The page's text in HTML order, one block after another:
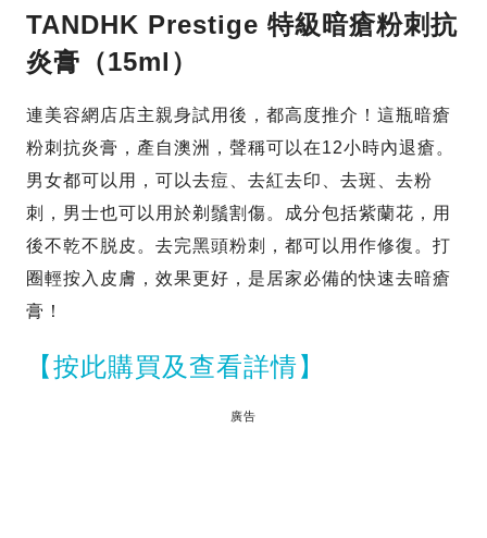
TANDHK Prestige 特級暗瘡粉刺抗
炎膏（15ml）
連美容網店店主親身試用後，都高度推介！這瓶暗瘡
粉刺抗炎膏，產自澳洲，聲稱可以在12小時內退瘡。
男女都可以用，可以去痘、去紅去印、去斑、去粉
刺，男士也可以用於剃鬚割傷。成分包括紫蘭花，用
後不乾不脱皮。去完黑頭粉刺，都可以用作修復。打
圈輕按入皮膚，效果更好，是居家必備的快速去暗瘡
膏！
【按此購買及查看詳情】
廣告